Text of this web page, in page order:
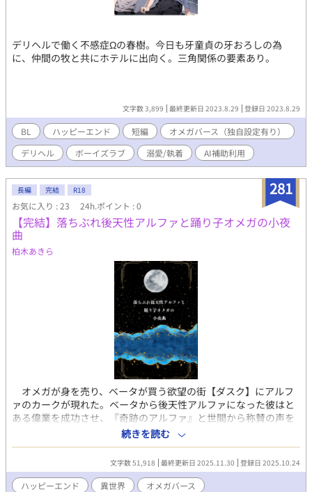
デリヘルで働く不感症Ωの春樹。今日も牙童貞の牙おろしの為
に、仲間の牧と共にホテルに出向く。三角関係の要素あり。
文字数 3,899 最終更新日 2023.8.29 登録日 2023.8.29
BL ハッピーエンド 短編
オメガバース（独自設定有り）
デリヘル
ボーイズラブ 溺愛/執着 AI補助利用
281
長編 完結 R18
お気に入り : 23 24h.ポイント : 0
【完結】落ちぶれ後天性アルファと踊り子オメガの小夜
曲
柏木あきら
オメガが身を売り、ベータが買う欲望の街【ダスク】にアルフ
ァのカークが現れた。ベータから後天性アルファになった彼はと
ある偉業を成功させ、『奇跡のアルファ』と世間から称賛の声を
浴びていた。 しかし今や彼は『落ちぶれアルファ』という不名
誉な呼び名で指を刺される始末。フェイスベールをつけ、顔を隠
しながら入った場末のバーでカークはとあるオメガのダンサーと
出会う。 何もかもを失ったカークがダンサーのシチャに惹か
れ、彼のために奮起していく。
続きを読む
文字数 51,918 最終更新日 2025.11.30 登録日 2025.10.24
ハッピーエンド 異世界
オメガバース